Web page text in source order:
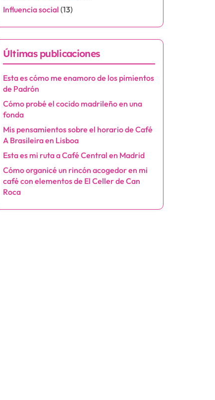
Influencia social (13)
Últimas publicaciones
Esta es cómo me enamoro de los pimientos
de Padrón
Cómo probé el cocido madrileño en una
fonda
Mis pensamientos sobre el horario de Café
A Brasileira en Lisboa
Esta es mi ruta a Café Central en Madrid
Cómo organicé un rincón acogedor en mi
café con elementos de El Celler de Can
Roca